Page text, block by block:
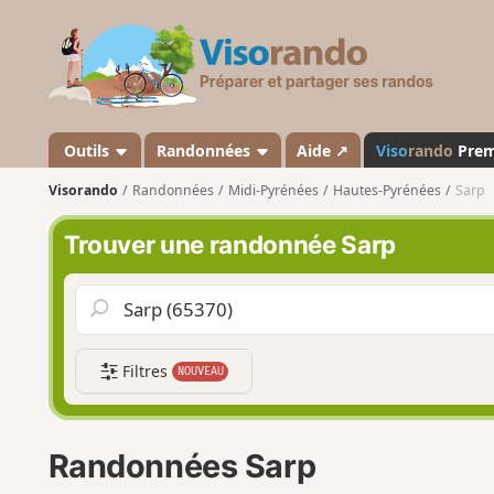
s
a
n
d
o
Outils Randonnées Aide ↗ Visorando
Visorando Randonnées Midi-Pyrénées Hautes-Pyrénées Sarp
Trouver une randonnée Sarp
Filtres NOUVEAU
Randonnées Sarp